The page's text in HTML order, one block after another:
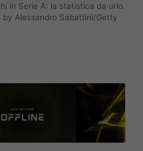
in Serie A: la statistica da urlo.
Alessandro Sabattini/Getty